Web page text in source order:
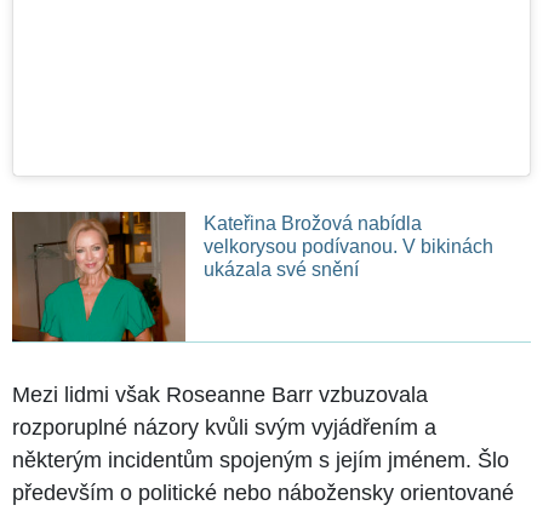
Kateřina Brožová nabídla
velkorysou podívanou. V bikinách
ukázala své snění
Mezi lidmi však Roseanne Barr vzbuzovala
rozporuplné názory kvůli svým vyjádřením a
některým incidentům spojeným s jejím jménem. Šlo
především o politické nebo nábožensky orientované